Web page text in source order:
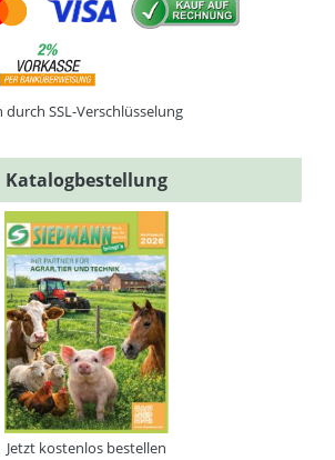
durch SSL-Verschlüsselung
Katalogbestellung
Jetzt kostenlos bestellen